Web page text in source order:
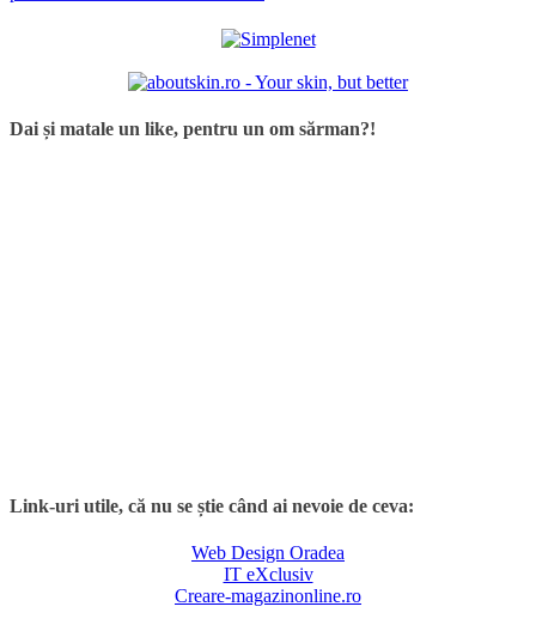
Dai și matale un like, pentru un om sărman?!
Link-uri utile, că nu se știe când ai nevoie de ceva:
Web Design Oradea
IT eXclusiv
Creare-magazinonline.ro